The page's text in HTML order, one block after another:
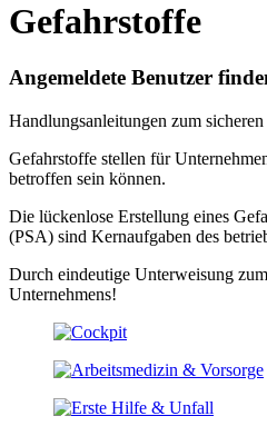
Gefahrstoffe
Angemeldete Benutzer
Handlungsanleitungen zum
Gefahrstoffe stellen für
betroffen sein können.
Die lückenlose Erstellung eines
(PSA) sind Kernaufgaben des
Durch eindeutige Unterweisung
Unternehmens!